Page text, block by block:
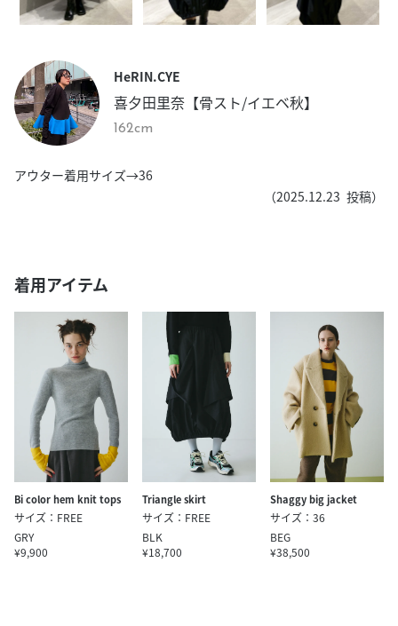
HeRIN.CYE
喜夕田里奈【骨スト/イエベ秋】
162cm
アウター着用サイズ→36
（2025.12.23 投稿）
着用アイテム
Bi color hem knit tops
サイズ：FREE
GRY
¥9,900
Triangle skirt
サイズ：FREE
BLK
¥18,700
Shaggy big jacket
サイズ：36
BEG
¥38,500